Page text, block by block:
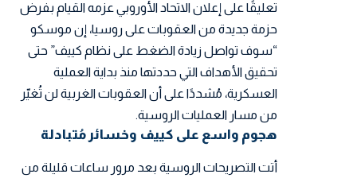
تعليقًا على إعلان الاتحاد الأوروبي عزمه القيام بفرض
حزمة جديدة من العقوبات على روسيا، إن موسكو
“سوف تواصل زيادة الضغط على نظام كييف” حتى
تحقيق الأهداف التي حددتها منذ بداية العملية
العسكرية، مُشددًا على أن العقوبات الغربية لن تُغيّر
من مسار العمليات الروسية.
هجوم واسع على كييف وخسائر مُتبادلة
أتت التصريحات الروسية بعد مرور ساعات قليلة من